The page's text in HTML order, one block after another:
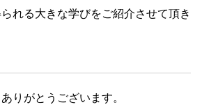
れる大きな学びをご紹介させて頂き
りがとうございます。